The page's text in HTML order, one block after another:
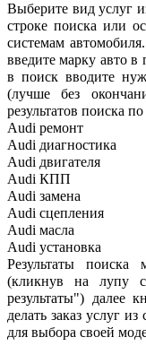
Выберите вид услуг
строке поиска или
системам
введите марку авто в
в поиск вводите
(лучше без
результатов поиска
Audi ремонт
Audi диагностика
Audi двигателя
Audi КПП
Audi замена
Audi сцепления
Audi масла
Audi установка
Результаты
(кликнув на лупу
результаты") далее
делать заказ услуг
для выбора своей